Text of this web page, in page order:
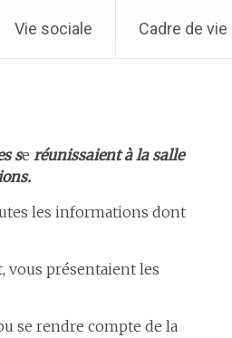
Vie sociale Cadre de vie
se réunissaient à la salle
les informations dont
vous présentaient les
se rendre compte de la
>> Vigilence renforcée